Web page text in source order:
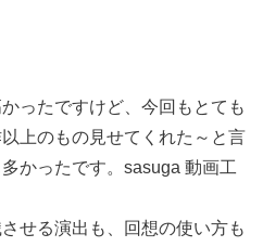
ったですけど、今回もとても
上のもの見せてくれた～と言
かったです。sasuga 動画工
せる演出も、回想の使い方も